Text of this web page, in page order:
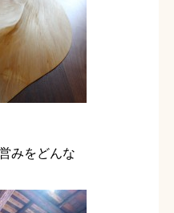
みをどんな